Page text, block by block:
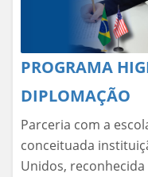
PROGRAMA
DIPLOMAÇÃO
Parceria com a
conceituada
Unidos,